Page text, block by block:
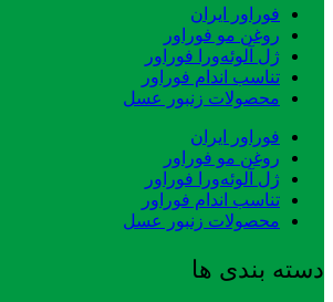
فوراور ایران
روغن مو فوراور
ژل آلوئه‌ورا فوراور
تناسب اندام فوراور
محصولات زنبور عسل
فوراور ایران
روغن مو فوراور
ژل آلوئه‌ورا فوراور
تناسب اندام فوراور
محصولات زنبور عسل
دسته بندی ها